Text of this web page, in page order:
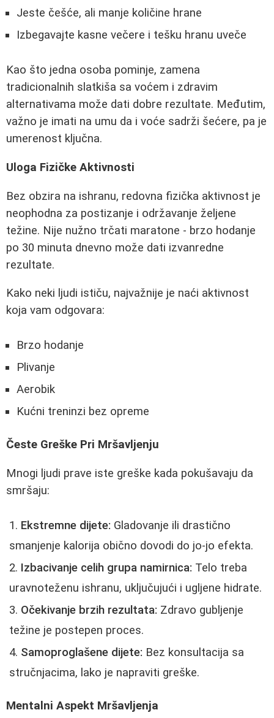
Jeste češće, ali manje količine hrane
Izbegavajte kasne večere i tešku hranu uveče
Kao što jedna osoba pominje, zamena
tradicionalnih slatkiša sa voćem i zdravim
alternativama može dati dobre rezultate. Međutim,
važno je imati na umu da i voće sadrži šećere, pa je
umerenost ključna.
Uloga Fizičke Aktivnosti
Bez obzira na ishranu, redovna fizička aktivnost je
neophodna za postizanje i održavanje željene
težine. Nije nužno trčati maratone - brzo hodanje
po 30 minuta dnevno može dati izvanredne
rezultate.
Kako neki ljudi ističu, najvažnije je naći aktivnost
koja vam odgovara:
Brzo hodanje
Plivanje
Aerobik
Kućni treninzi bez opreme
Česte Greške Pri Mršavljenju
Mnogi ljudi prave iste greške kada pokušavaju da
smršaju:
Ekstremne dijete: Gladovanje ili drastično
smanjenje kalorija obično dovodi do jo-jo efekta.
Izbacivanje celih grupa namirnica: Telo treba
uravnoteženu ishranu, uključujući i ugljene hidrate.
Očekivanje brzih rezultata: Zdravo gubljenje
težine je postepen proces.
Samoproglašene dijete: Bez konsultacija sa
stručnjacima, lako je napraviti greške.
Mentalni Aspekt Mršavljenja